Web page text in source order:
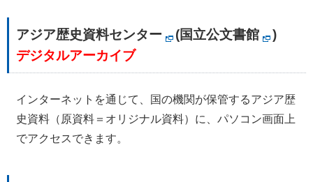
アジア歴史資料センター (国立公文書館
)
デジタルアーカイブ
インターネットを通じて、国の機関が保管するアジア歴
史資料（原資料＝オリジナル資料）に、パソコン画面上
でアクセスできます。